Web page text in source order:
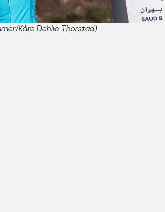
Kåre Dehlie Thorstad)